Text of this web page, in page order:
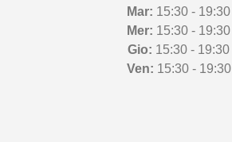
Mar: 15:30 - 19:30
Mer: 15:30 - 19:30
Gio: 15:30 - 19:30
Ven: 15:30 - 19:30